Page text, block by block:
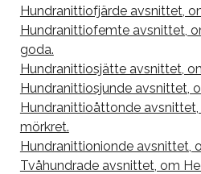
Hundranittiofjärde avsnittet,
Hundranittiofemte avsnittet,
goda.
Hundranittiosjätte avsnittet,
Hundranittiosjunde avsnittet,
Hundranittioåttonde avsnittet,
mörkret.
Hundranittionionde avsnittet,
Tvåhundrade avsnittet, om